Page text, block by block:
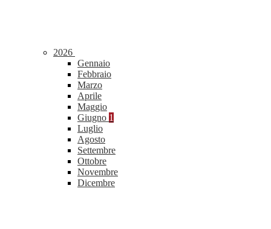
2026
Gennaio
Febbraio
Marzo
Aprile
Maggio
Giugno 1
Luglio
Agosto
Settembre
Ottobre
Novembre
Dicembre